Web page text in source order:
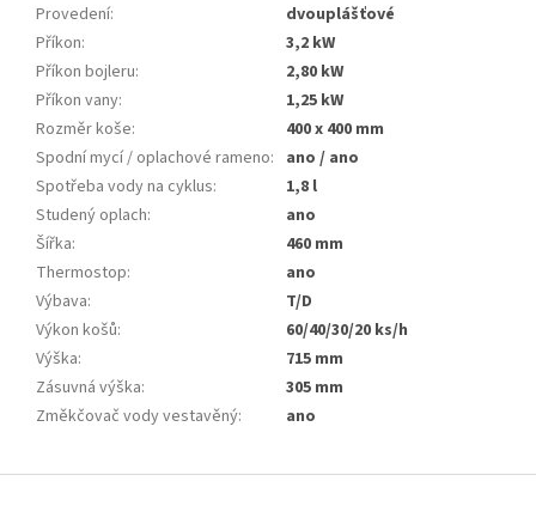
Provedení:
dvouplášťové
Příkon:
3,2 kW
Příkon bojleru:
2,80 kW
Příkon vany:
1,25 kW
Rozměr koše:
400 x 400 mm
Spodní mycí / oplachové rameno: ano / ano
Spotřeba vody na cyklus:
1,8 l
Studený oplach:
ano
Šířka:
460 mm
Thermostop:
ano
Výbava:
T/D
Výkon košů:
60/40/30/20 ks/h
Výška:
715 mm
Zásuvná výška:
305 mm
Změkčovač vody vestavěný: ano